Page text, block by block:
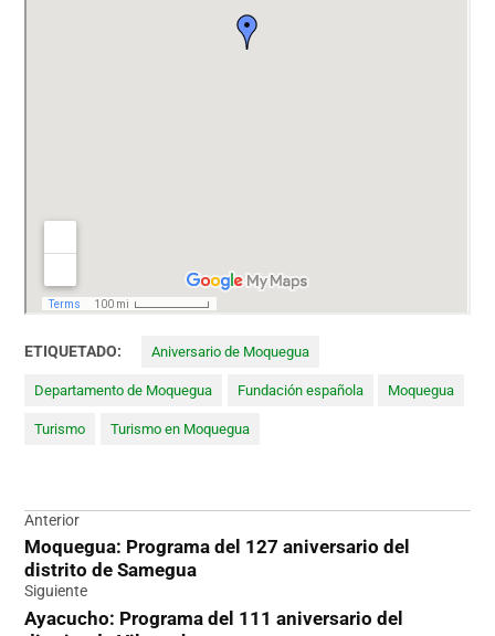
ETIQUETADO: Aniversario de Moquegua
Departamento de Moquegua Fundación española Moquegua
Turismo Turismo en Moquegua
Navegación
de
entradas
Anterior
Moquegua: Programa del 127 aniversario del
distrito de Samegua
Siguiente
Ayacucho: Programa del 111 aniversario del